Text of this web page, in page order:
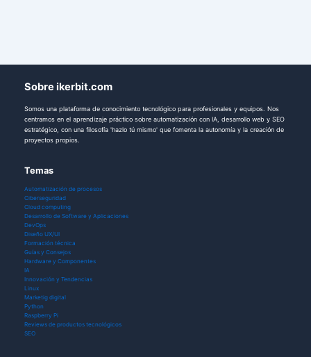
Sobre ikerbit.com
Somos una plataforma de conocimiento tecnológico para profesionales y equipos. Nos
centramos en el aprendizaje práctico sobre automatización con IA, desarrollo web y SEO
estratégico, con una filosofía 'hazlo tú mismo' que fomenta la autonomía y la creación de
proyectos propios.
Temas
Automatización de procesos
Ciberseguridad
Cloud computing
Desarrollo de Software y Aplicaciones
DevOps
Diseño UX/UI
Formación técnica
Guías y Consejos
Hardware y Componentes
IA
Innovación y Tendencias
Linux
Marketig digital
Python
Raspberry Pi
Reviews de productos tecnológicos
SEO